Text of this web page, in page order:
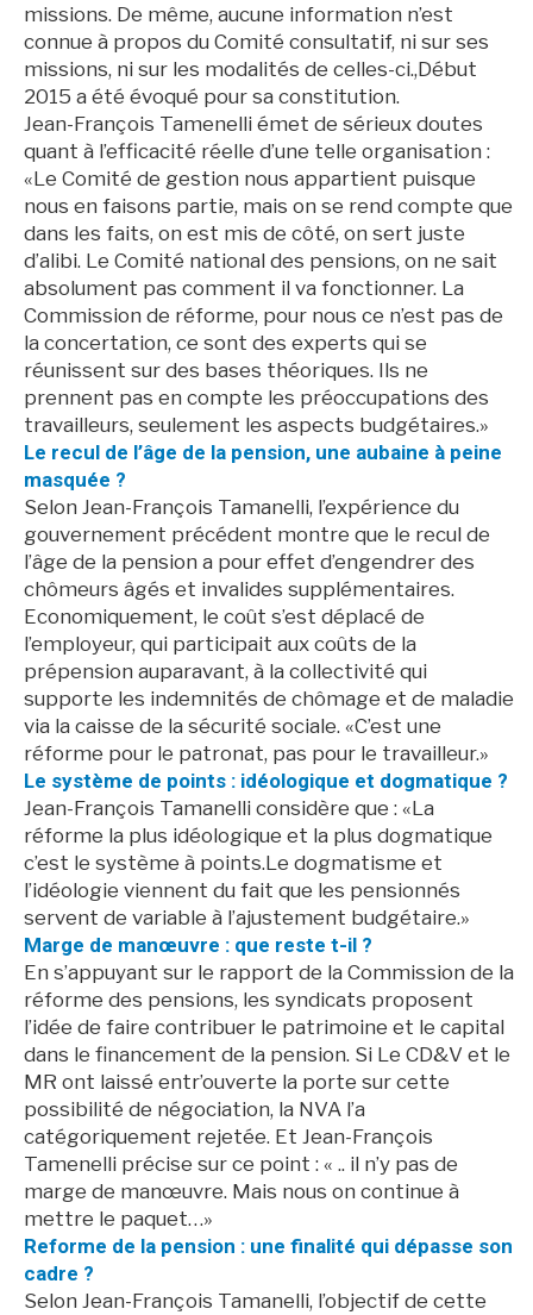
missions. De même, aucune information n’est
connue à propos du Comité consultatif, ni sur ses
missions, ni sur les modalités de celles-ci.,Début
2015 a été évoqué pour sa constitution.
Jean-François Tamenelli émet de sérieux doutes
quant à l’efficacité réelle d’une telle organisation :
«Le Comité de gestion nous appartient puisque
nous en faisons partie, mais on se rend compte que
dans les faits, on est mis de côté, on sert juste
d’alibi. Le Comité national des pensions, on ne sait
absolument pas comment il va fonctionner. La
Commission de réforme, pour nous ce n’est pas de
la concertation, ce sont des experts qui se
réunissent sur des bases théoriques. Ils ne
prennent pas en compte les préoccupations des
travailleurs, seulement les aspects budgétaires.»
Le recul de l’âge de la pension, une aubaine à peine
masquée ?
Selon Jean-François Tamanelli, l’expérience du
gouvernement précédent montre que le recul de
l’âge de la pension a pour effet d’engendrer des
chômeurs âgés et invalides supplémentaires.
Economiquement, le coût s’est déplacé de
l’employeur, qui participait aux coûts de la
prépension auparavant, à la collectivité qui
supporte les indemnités de chômage et de maladie
via la caisse de la sécurité sociale. «C’est une
réforme pour le patronat, pas pour le travailleur.»
Le système de points : idéologique et dogmatique ?
Jean-François Tamanelli considère que : «La
réforme la plus idéologique et la plus dogmatique
c’est le système à points.Le dogmatisme et
l’idéologie viennent du fait que les pensionnés
servent de variable à l’ajustement budgétaire.»
Marge de manœuvre : que reste t-il ?
En s’appuyant sur le rapport de la Commission de la
réforme des pensions, les syndicats proposent
l’idée de faire contribuer le patrimoine et le capital
dans le financement de la pension. Si Le CD&V et le
MR ont laissé entr’ouverte la porte sur cette
possibilité de négociation, la NVA l’a
catégoriquement rejetée. Et Jean-François
Tamenelli précise sur ce point : « .. il n’y pas de
marge de manœuvre. Mais nous on continue à
mettre le paquet…»
Reforme de la pension : une finalité qui dépasse son
cadre ?
Selon Jean-François Tamanelli, l’objectif de cette